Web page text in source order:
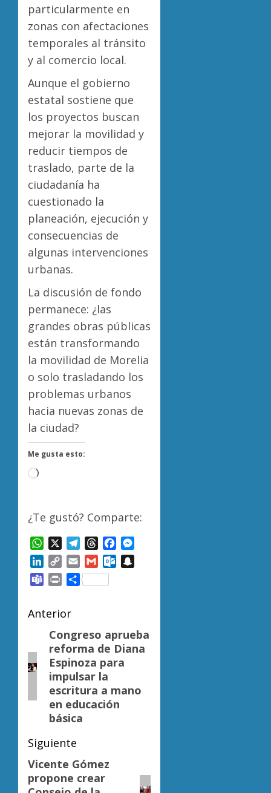
particularmente en
zonas con afectaciones
temporales al tránsito
y al comercio local.
Aunque el gobierno
estatal sostiene que
los proyectos buscan
mejorar la movilidad y
reducir tiempos de
traslado, parte de la
ciudadanía ha
cuestionado la
planeación, ejecución y
consecuencias de
algunas intervenciones
urbanas.
La discusión de fondo
permanece: ¿las
grandes obras públicas
están transformando
la movilidad de Morelia
o solo trasladando los
problemas urbanos
hacia nuevas zonas de
la ciudad?
Me gusta esto:
Cargando...
¿Te gustó? Comparte:
WhatsAppTelegram
ThreadsFacebook
LinkedIn
Copy
Link
Email GmailOutlook.com
TeamsPrintCompartir
Navegación
entradas
Anterior
Entrada
anterior:
Congreso aprueba
reforma de Diana
Espinoza para
impulsar la
escritura a mano
en educación
básica
Siguiente
Siguiente
entrada:
Vicente Gómez
propone crear